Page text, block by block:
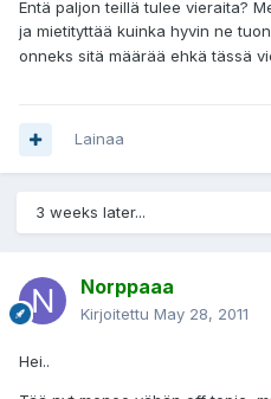
Entä paljon teillä tulee vieraita?
ja mietityttää kuinka hyvin ne
onneks sitä määrää ehkä tässä
Lainaa
3 weeks later...
Norppaaa
Kirjoitettu May 28, 2011
Hei..